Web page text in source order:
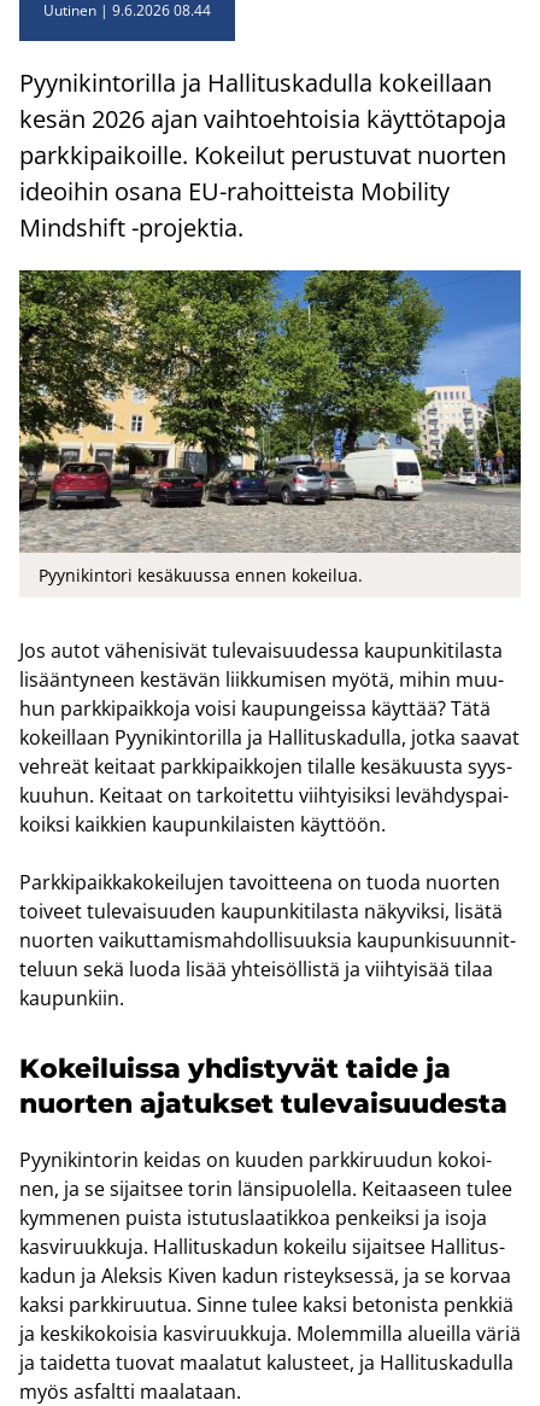
Uutinen 9.6.2026 08.44
Pyy­ni­kin­to­ril­la ja Hal­li­tus­ka­dul­la ko­keil­laan
kesän 2026 ajan vaih­toeh­toi­sia käyt­tö­ta­po­ja
park­ki­pai­koil­le. Ko­kei­lut pe­rus­tu­vat nuor­ten
ideoi­hin osana EU-​rahoitteista Mo­bi­li­ty
Minds­hift -​projektia.
Pyynikintori kesäkuussa ennen kokeilua.
Jos autot vä­he­ni­si­vät tu­le­vai­suu­des­sa kau­pun­ki­ti­las­ta
li­sään­ty­neen kes­tä­vän liik­ku­mi­sen myötä, mihin muu­
hun park­ki­paik­ko­ja voisi kau­pun­geis­sa käyt­tää? Tätä
ko­keil­laan Pyy­ni­kin­to­ril­la ja Hal­li­tus­ka­dul­la, jotka saa­vat
veh­reät kei­taat park­ki­paik­ko­jen ti­lal­le ke­sä­kuus­ta syys­
kuu­hun. Kei­taat on tar­koi­tet­tu viih­tyi­sik­si le­väh­dys­pai­
koik­si kaik­kien kau­pun­ki­lais­ten käyt­töön.
Park­ki­paik­ka­ko­kei­lu­jen ta­voit­tee­na on tuoda nuor­ten
toi­veet tu­le­vai­suu­den kau­pun­ki­ti­las­ta nä­ky­vik­si, li­sä­tä
nuor­ten vai­kut­ta­mis­mah­dol­li­suuk­sia kau­pun­ki­suun­nit­
te­luun sekä luoda lisää yh­tei­söl­lis­tä ja viih­tyi­sää tilaa
kau­pun­kiin.
Ko­kei­luis­sa yh­dis­ty­vät taide ja
nuor­ten aja­tuk­set tu­le­vai­suu­des­ta
Pyy­ni­kin­to­rin kei­das on kuu­den park­ki­ruu­dun ko­koi­
nen, ja se si­jait­see torin län­si­puo­lel­la. Kei­taa­seen tulee
kym­me­nen puis­ta is­tu­tus­laa­tik­koa pen­keik­si ja isoja
kas­vi­ruuk­ku­ja. Hal­li­tus­ka­dun ko­kei­lu si­jait­see Hal­li­tus­
ka­dun ja Alek­sis Kiven kadun ris­teyk­ses­sä, ja se kor­vaa
kaksi park­ki­ruu­tua. Sinne tulee kaksi be­to­nis­ta penk­kiä
ja kes­ki­ko­koi­sia kas­vi­ruuk­ku­ja. Mo­lem­mil­la alueil­la väriä
ja tai­det­ta tuo­vat maa­la­tut ka­lus­teet, ja Hal­li­tus­ka­dul­la
myös as­falt­ti maa­la­taan.